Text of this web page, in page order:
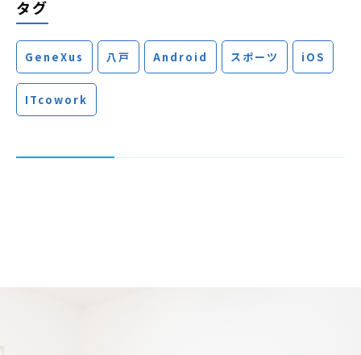
タグ
GeneXus 八戸 Android スポーツ iOS
ITcowork